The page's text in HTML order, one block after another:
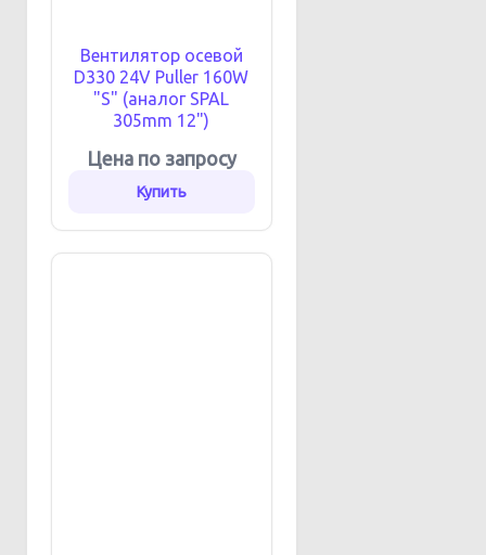
Вентилятор осевой
D330 24V Puller 160W
"S" (аналог SPAL
305mm 12")
Цена по запросу
Купить